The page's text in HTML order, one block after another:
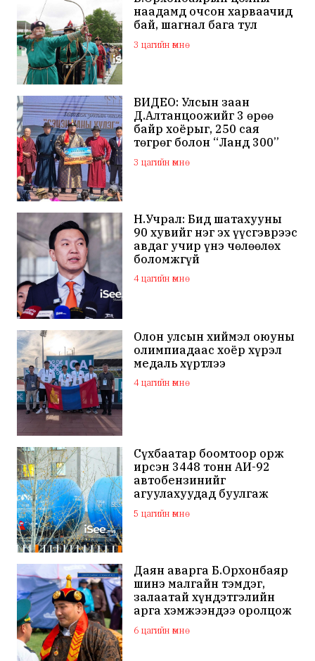
наадамд очсон харваачид
бай, шагнал бага тул
наадамд оролцохгүй
гэдгээ мэдэгдлээ
3 цагийн өмнө
ВИДЕО: Улсын заан
Д.Алтанцоожийг 3 өрөө
байр хоёрыг, 250 сая
төгрөг болон “Ланд 300”
маркийн автомашинаар
мялаажээ
3 цагийн өмнө
Н.Учрал: Бид шатахууны
90 хувийг нэг эх үүсгэврээс
авдаг учир үнэ чөлөөлөх
боломжгүй
4 цагийн өмнө
Олон улсын хиймэл оюуны
олимпиадаас хоёр хүрэл
медаль хүртлээ
4 цагийн өмнө
Сүхбаатар боомтоор орж
ирсэн 3448 тонн АИ-92
автобензинийг
агуулахуудад буулгаж
байна
5 цагийн өмнө
Даян аварга Б.Орхонбаяр
шинэ малгайн тэмдэг,
залаатай хүндэтгэлийн
арга хэмжээндээ оролцож
байна
6 цагийн өмнө